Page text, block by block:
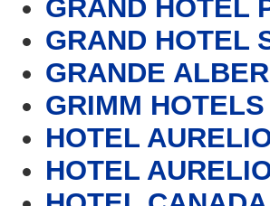
GRAND HOTEL
GRAND HOTEL
GRANDE
GRIMM
HOTEL
HOTEL